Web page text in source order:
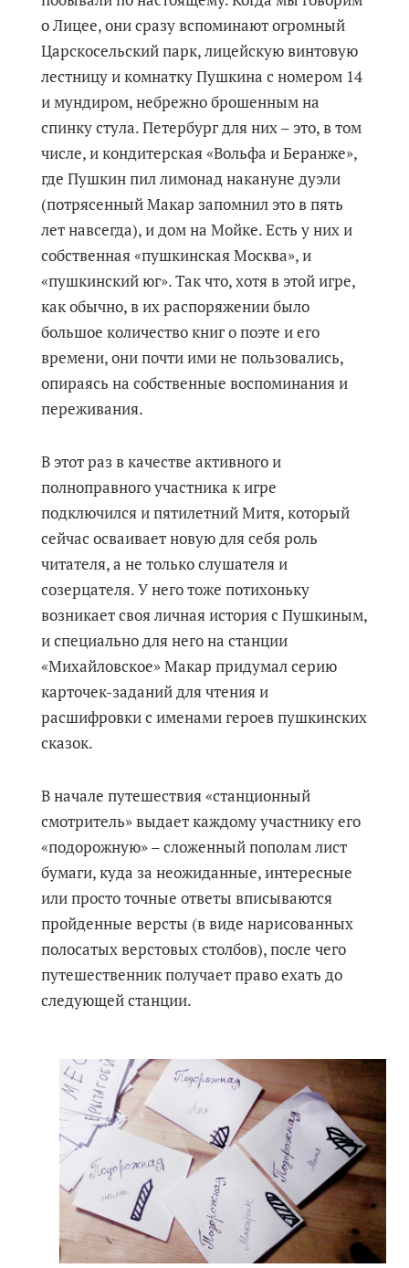
о Лицее, они сразу вспоминают огромный
Царскосельский парк, лицейскую винтовую
лестницу и комнатку Пушкина с номером 14
и мундиром, небрежно брошенным на
спинку стула. Петербург для них – это, в том
числе, и кондитерская «Вольфа и Беранже»,
где Пушкин пил лимонад накануне дуэли
(потрясенный Макар запомнил это в пять
лет навсегда), и дом на Мойке. Есть у них и
собственная «пушкинская Москва», и
«пушкинский юг». Так что, хотя в этой игре,
как обычно, в их распоряжении было
большое количество книг о поэте и его
времени, они почти ими не пользовались,
опираясь на собственные воспоминания и
переживания.
В этот раз в качестве активного и
полноправного участника к игре
подключился и пятилетний Митя, который
сейчас осваивает новую для себя роль
читателя, а не только слушателя и
созерцателя. У него тоже потихоньку
возникает своя личная история с Пушкиным,
и специально для него на станции
«Михайловское» Макар придумал серию
карточек-заданий для чтения и
расшифровки с именами героев пушкинских
сказок.
В начале путешествия «станционный
смотритель» выдает каждому участнику его
«подорожную» – сложенный пополам лист
бумаги, куда за неожиданные, интересные
или просто точные ответы вписываются
пройденные версты (в виде нарисованных
полосатых верстовых столбов), после чего
путешественник получает право ехать до
следующей станции.